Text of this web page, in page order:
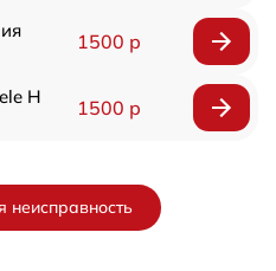
1500 р
H
1500 р
неисправность